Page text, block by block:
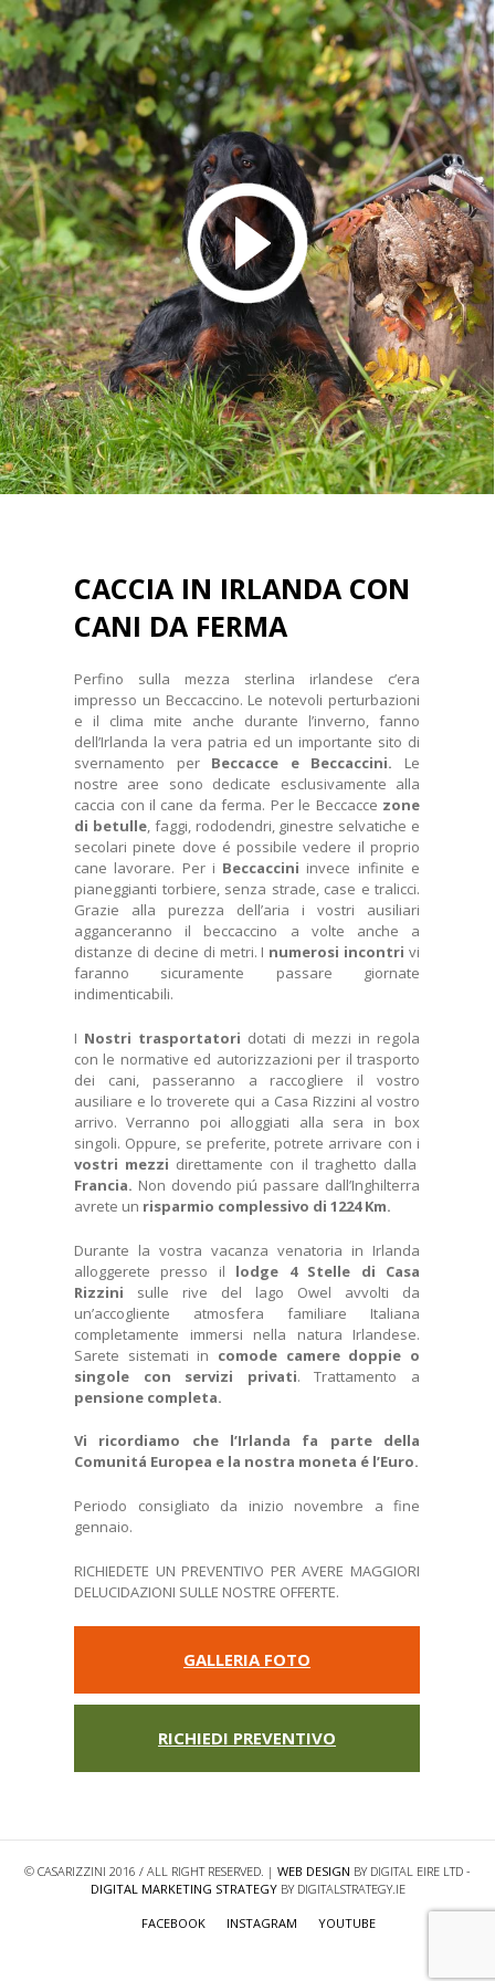
CACCIA IN IRLANDA CON
CANI DA FERMA
Perfino sulla mezza sterlina irlandese c’era
impresso un Beccaccino. Le notevoli perturbazioni
e il clima mite anche durante l’inverno, fanno
dell’Irlanda la vera patria ed un importante sito di
svernamento perBeccacce e Beccaccini. Le
nostre aree sono dedicate esclusivamente alla
caccia con il cane da ferma. Per le Beccacce zone
di betulle, faggi, rododendri, ginestre selvatiche e
secolari pinete dove é possibile vedere il proprio
cane lavorare. Per i Beccaccini invece infinite e
pianeggianti torbiere, senza strade, case e tralicci.
Grazie alla purezza dell’aria i vostri ausiliari
agganceranno il beccaccino a volte anche a
distanze di decine di metri. I numerosi incontri vi
faranno sicuramente passare giornate
indimenticabili.
I Nostri trasportatori dotati di mezzi in regola
con le normative ed autorizzazioni per il trasporto
dei cani, passeranno a raccogliere il vostro
ausiliare e lo troverete qui a Casa Rizzini al vostro
arrivo. Verranno poi alloggiati alla sera in box
singoli. Oppure, se preferite, potrete arrivare con i
vostri mezzi direttamente con il traghetto dalla
Francia. Non dovendo piú passare dall’Inghilterra
avrete un risparmio complessivo di 1224 Km.
Durante la vostra vacanza venatoria in Irlanda
alloggerete presso il lodge 4 Stelle di Casa
Rizzini sulle rive del lago Owel avvolti da
un’accogliente atmosfera familiare Italiana
completamente immersi nella natura Irlandese.
Sarete sistemati in comode camere doppie o
singole con servizi privati. Trattamento a
pensione completa.
Vi ricordiamo che l’Irlanda fa parte della
Comunitá Europea e la nostra moneta é l’Euro.
Periodo consigliato da inizio novembre a fine
gennaio.
RICHIEDETE UN PREVENTIVO PER AVERE MAGGIORI
DELUCIDAZIONI SULLE NOSTRE OFFERTE.
GALLERIA FOTO
RICHIEDI PREVENTIVO
© CASARIZZINI 2016 / ALL RIGHT RESERVED. | WEB DESIGN BY DIGITAL EIRE LTD -
DIGITAL MARKETING STRATEGYBY DIGITALSTRATEGY.IE
FACEBOOK INSTAGRAM YOUTUBE